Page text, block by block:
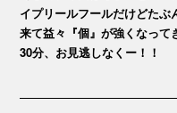
イプリールフールだけどた
来て益々『個』が強くなっ
30分、お見逃しなくー！！